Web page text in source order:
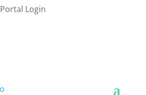
Portal Login